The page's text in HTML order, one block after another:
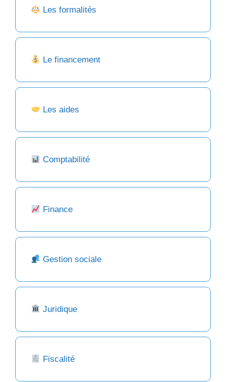
Les formalités
Le financement
Les aides
Comptabilité
Finance
Gestion sociale
Juridique
Fiscalité